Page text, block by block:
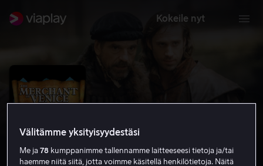
Kokeile nyt
Välitämme yksityisyydestäsi
Me ja78 kumppanimme tallennamme laitteeseesi tietoja ja/tai
haemme niitä siitä, jotta voimme käsitellä henkilötietoja. Näitä